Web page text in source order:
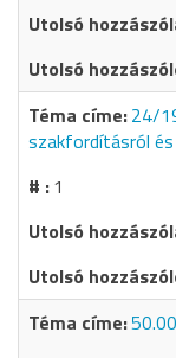
24/
szakfordításról
1